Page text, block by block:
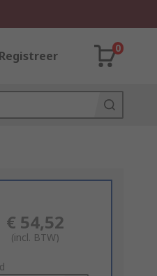
0
€ 54,52
(incl. BTW)